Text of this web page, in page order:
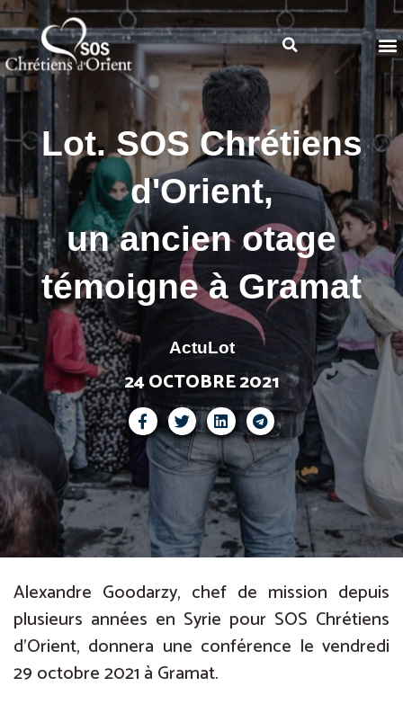
Lot. SOS Chrétiens
d'Orient,
un ancien otage
témoigne à Gramat
ActuLot
24 OCTOBRE 2021
Alexandre Goodarzy, chef de mission depuis
plusieurs années en Syrie pour SOS Chrétiens
d’Orient, donnera une conférence le vendredi
29 octobre 2021 à Gramat.